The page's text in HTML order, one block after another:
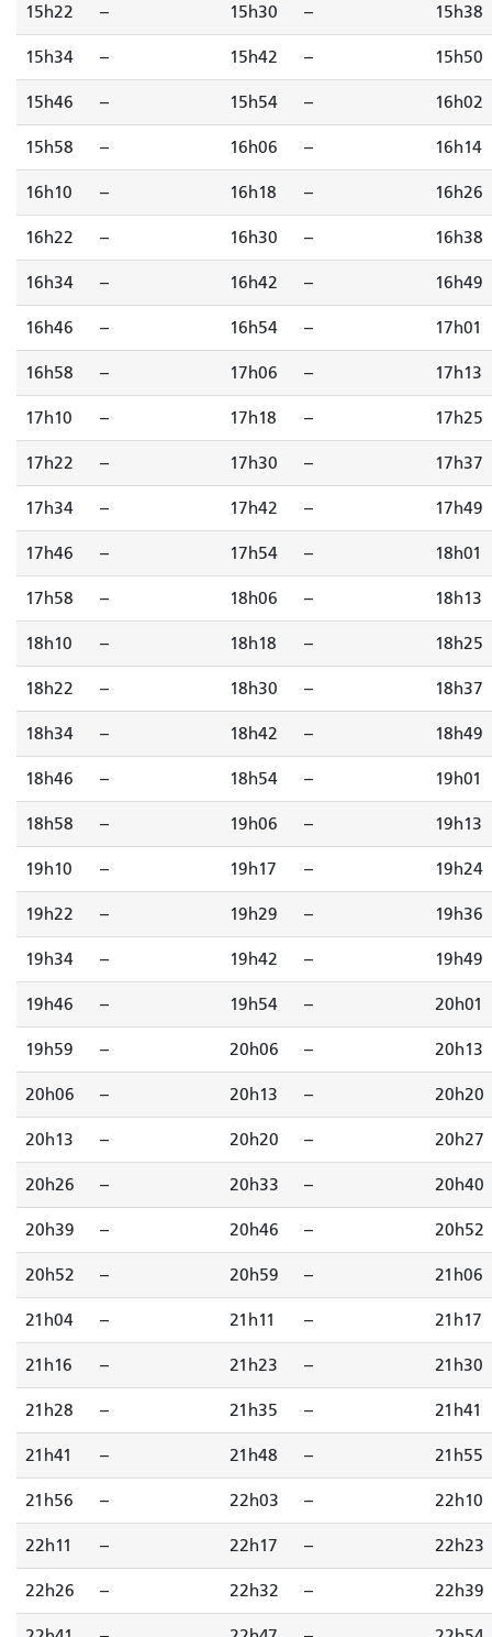
15h22 -- 15h30 -- 15h38
15h34 -- 15h42 -- 15h50
15h46 -- 15h54 -- 16h02
15h58 -- 16h06 -- 16h14
16h10 -- 16h18 -- 16h26
16h22 -- 16h30 -- 16h38
16h34 -- 16h42 -- 16h49
16h46 -- 16h54 -- 17h01
16h58 -- 17h06 -- 17h13
17h10 -- 17h18 -- 17h25
17h22 -- 17h30 -- 17h37
17h34 -- 17h42 -- 17h49
17h46 -- 17h54 -- 18h01
17h58 -- 18h06 -- 18h13
18h10 -- 18h18 -- 18h25
18h22 -- 18h30 -- 18h37
18h34 -- 18h42 -- 18h49
18h46 -- 18h54 -- 19h01
18h58 -- 19h06 -- 19h13
19h10 -- 19h17 -- 19h24
19h22 -- 19h29 -- 19h36
19h34 -- 19h42 -- 19h49
19h46 -- 19h54 -- 20h01
19h59 -- 20h06 -- 20h13
20h06 -- 20h13 -- 20h20
20h13 -- 20h20 -- 20h27
20h26 -- 20h33 -- 20h40
20h39 -- 20h46 -- 20h52
20h52 -- 20h59 -- 21h06
21h04 -- 21h11 -- 21h17
21h16 -- 21h23 -- 21h30
21h28 -- 21h35 -- 21h41
21h41 -- 21h48 -- 21h55
21h56 -- 22h03 -- 22h10
22h11 -- 22h17 -- 22h23
22h26 -- 22h32 -- 22h39